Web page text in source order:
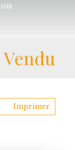
Vendu
Imprimer